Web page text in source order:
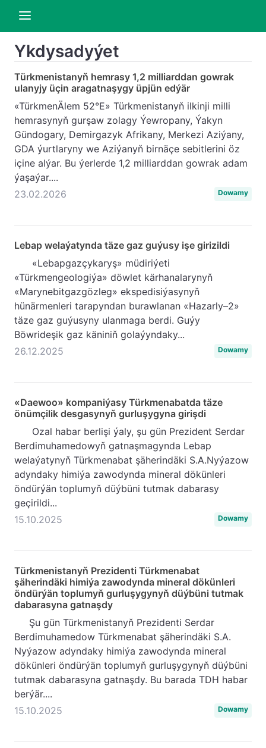
Ykdysadyýet
Türkmenistanyň hemrasy 1,2 milliarddan gowrak
ulanyjy üçin aragatnaşygy üpjün edýär
«TürkmenÄlem 52°E» Türkmenistanyň ilkinji milli
hemrasynyň gurşaw zolagy Ýewropany, Ýakyn
Gündogary, Demirgazyk Afrikany, Merkezi Aziýany,
GDA ýurtlaryny we Aziýanyň birnäçe sebitlerini öz
içine alýar. Bu ýerlerde 1,2 milliarddan gowrak adam
ýaşaýar....
23.02.2026
Dowamy
Lebap welaýatynda täze gaz guýusy işe girizildi
«Lebapgazçykaryş» müdiriýeti
«Türkmengeologiýa» döwlet kärhanalarynyň
«Marynebitgazgözleg» ekspedisiýasynyň
hünärmenleri tarapyndan burawlanan «Hazarly–2»
täze gaz guýusyny ulanmaga berdi. Guýy
Böwrideşik gaz käniniň golaýyndaky...
26.12.2025
Dowamy
«Daewoo» kompaniýasy Türkmenabatda täze
önümçilik desgasynyň gurluşygyna girişdi
Ozal habar berlişi ýaly, şu gün Prezident Serdar
Berdimuhamedowyň gatnaşmagynda Lebap
welaýatynyň Türkmenabat şäherindäki S.A.Nyýazow
adyndaky himiýa zawodynda mineral dökünleri
öndürýän toplumyň düýbüni tutmak dabarasy
geçirildi...
15.10.2025
Dowamy
Türkmenistanyň Prezidenti Türkmenabat
şäherindäki himiýa zawodynda mineral dökünleri
öndürýän toplumyň gurluşygynyň düýbüni tutmak
dabarasyna gatnaşdy
Şu gün Türkmenistanyň Prezidenti Serdar
Berdimuhamedow Türkmenabat şäherindäki S.A.
Nyýazow adyndaky himiýa zawodynda mineral
dökünleri öndürýän toplumyň gurluşygynyň düýbüni
tutmak dabarasyna gatnaşdy. Bu barada TDH habar
berýär....
15.10.2025
Dowamy